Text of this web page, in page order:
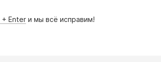
+ Enter и мы всё исправим!